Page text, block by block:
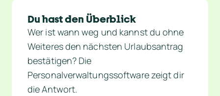
Du hast den Überblick
Wer ist wann weg und kannst du ohne
Weiteres den nächsten Urlaubsantrag
bestätigen? Die
Personalverwaltungssoftware zeigt dir
die Antwort.